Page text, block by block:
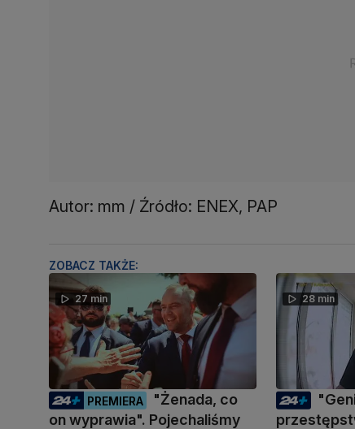
Autor: mm / Źródło: ENEX, PAP
ZOBACZ TAKŻE:
27 min
PREMIERA
"Żenada, co
on wyprawia". Pojechaliśmy
28 min